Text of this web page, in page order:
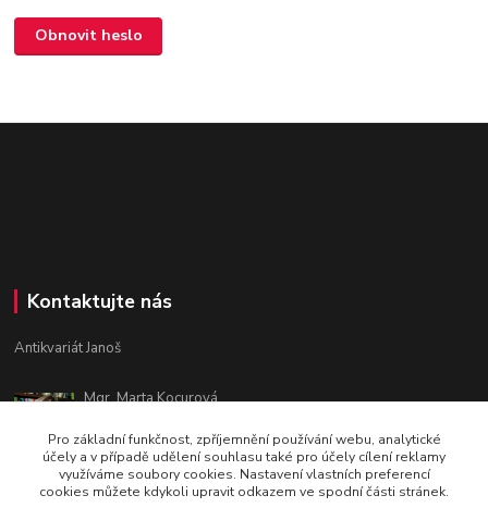
Obnovit heslo
Kontaktujte nás
Antikvariát Janoš
Mgr. Marta Kocurová
Po - Pá: 9:00 - 15:00
janosova.marta@email.cz
Pro základní funkčnost, zpříjemnění používání webu, analytické
účely a v případě udělení souhlasu také pro účely cílení reklamy
využíváme soubory cookies. Nastavení vlastních preferencí
cookies můžete kdykoli upravit odkazem ve spodní části stránek.